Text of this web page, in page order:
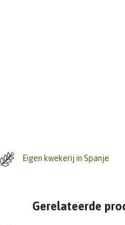
Eigen kwekerij in Spanje
Gerelateerde